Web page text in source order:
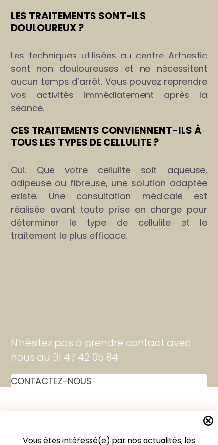
LES TRAITEMENTS SONT-ILS
DOULOUREUX ?
Les techniques utilisées au centre Arthestic
sont non douloureuses et ne nécessitent
aucun temps d’arrêt. Vous pouvez reprendre
vos activités immédiatement après la
séance.
CES TRAITEMENTS CONVIENNENT-ILS À
TOUS LES TYPES DE CELLULITE ?
Oui. Que votre cellulite soit aqueuse,
adipeuse ou fibreuse, une solution adaptée
existe. Une consultation médicale est
réalisée avant toute prise en charge pour
déterminer le type de cellulite et le
traitement le plus efficace.
Vous êtes intéressé(e) par nos actualités, les
N'hésitez pas à prendre contact avec
nous au 01 47 42 05 84
CONTACTEZ-NOUS
Centre Médical Esthétique - 1er Etage